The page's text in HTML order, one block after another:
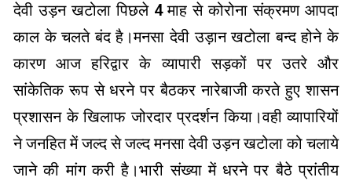
देवी उड़न खटोला पिछले 4 माह से कोरोना संक्रमण आपदा
काल के चलते बंद है।मनसा देवी उड़ान खटोला बन्द होने के
कारण आज हरिद्वार के व्यापारी सड़कों पर उतरे और
सांकेतिक रूप से धरने पर बैठकर नारेबाजी करते हुए शासन
प्रशासन के खिलाफ जोरदार प्रदर्शन किया।वही व्यापारियों
ने जनहित में जल्द से जल्द मनसा देवी उड़न खटोला को चलाये
जाने की मांग करी है।भारी संख्या में धरने पर बैठे प्रांतीय